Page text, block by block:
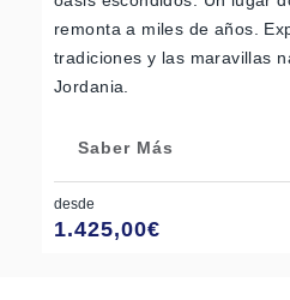
remonta a miles de años.
tradiciones y las maravillas
Jordania.
Saber Más
desde
1.425,00€